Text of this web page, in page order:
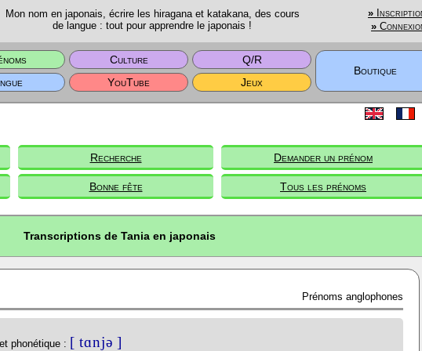
Mon nom en japonais, écrire les hiragana et katakana, des cours
de langue : tout pour apprendre le japonais !
»
»
Culture
Q/R
Boutique
YouTube Jeux
Recherche Demander un prénom
Bonne fête Tous les prénoms
Transcriptions de Tania en japonais
Prénoms anglophones
phonétique : [ tɑnjə ]